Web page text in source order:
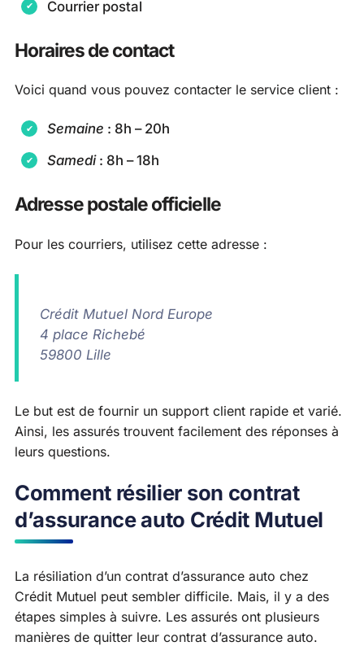
Courrier postal
Horaires de contact
Voici quand vous pouvez contacter le service client :
Semaine : 8h – 20h
Samedi: 8h – 18h
Adresse postale officielle
Pour les courriers, utilisez cette adresse :
Crédit Mutuel Nord Europe
4 place Richebé
59800 Lille
Le but est de fournir un support client rapide et varié.
Ainsi, les assurés trouvent facilement des réponses à
leurs questions.
Comment résilier son contrat
d’assurance auto Crédit Mutuel
La résiliation d’un contrat d’assurance auto chez
Crédit Mutuel peut sembler difficile. Mais, il y a des
étapes simples à suivre. Les assurés ont plusieurs
manières de quitter leur contrat d’assurance auto.